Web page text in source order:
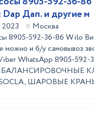
Дап. и другие м
2023
Москва
8905-592-36-86 Wilo
можно и б/у самовывоз
WhatsApp 8905-
ШАРОВЫЕ